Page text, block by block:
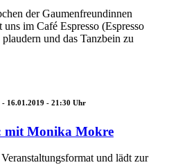
der Gaumenfreundinnen
im Café Espresso (Espresso
und das Tanzbein zu
- 16.01.2019 - 21:30 Uhr
mit Monika Mokre
und lädt zur